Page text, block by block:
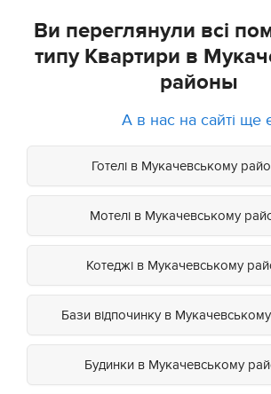
Ви переглянули всі
типу Квартири в
районы
А в нас на сайті ще
Готелі в Мукачевському
Мотелі в Мукачевському
Котеджі в Мукачевському
Бази відпочинку в
Будинки в Мукачевському